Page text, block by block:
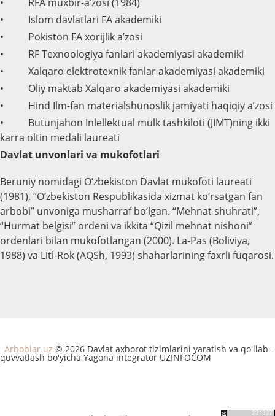
• Islom davlatlari FA akademiki
• Pokiston FA xorijlik a’zosi
• RF Texnoologiya fanlari akademiyasi akademiki
• Xalqaro elektrotexnik fanlar akademiyasi akademiki
• Oliy maktab Xalqaro akademiyasi akademiki
• Hind Ilm-fan materialshunoslik jamiyati haqiqiy a’zosi
• Butunjahon Inlellektual mulk tashkiloti (JIMT)ning ikki
karra oltin medali laureati
Davlat unvonlari va mukofotlari
Beruniy nomidagi O‘zbekiston Davlat mukofoti laureati
(1981), “O‘zbekiston Respublikasida xizmat ko‘rsatgan fan
arbobi” unvoniga musharraf bo‘lgan. “Mehnat shuhrati”,
“Hurmat belgisi” ordeni va ikkita “Qizil mehnat nishoni”
ordenlari bilan mukofotlangan (2000). La-Pas (Boliviya,
1988) va Litl-Rok (AQSh, 1993) shaharlarining faxrli fuqarosi.
Arboblar.uz © 2026 Davlat axborot tizimlarini yaratish va qo'llab-
quvvatlash bo'yicha Yagona integrator UZINFOCOM